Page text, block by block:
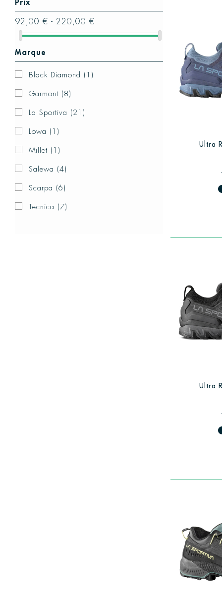
Prix
92,00 € - 220,00 €
Marque
Black Diamond (1)
Garmont (8)
La Sportiva (21)
Lowa (1)
Millet (1)
Salewa (4)
Scarpa (6)
Tecnica (7)
Ultra
Ultra